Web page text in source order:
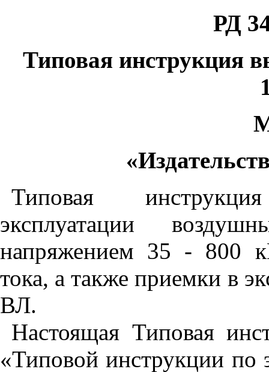
РД
Типовая инструкция
Типовая
эксплуатации
напряжением 35 - 800
тока, а также приемки в
ВЛ.
Настоящая Типовая
«Типовой инструкции по